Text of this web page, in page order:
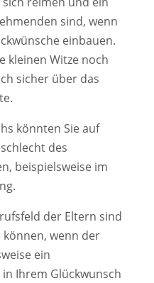
sind, wenn
einbauen.
kleinen Witze noch
sicher über das
könnten Sie auf
des
beispielsweise im
der Eltern sind
können, wenn der
ein
Ihrem Glückwunsch